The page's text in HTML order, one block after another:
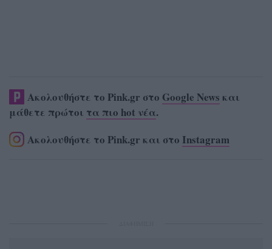
Ακολουθήστε το Pink.gr στο Google News και
μάθετε πρώτοι τα πιο hot νέα.
Ακολουθήστε το Pink.gr και στο Instagram